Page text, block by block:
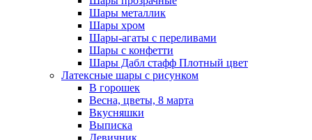
Шары металлик
Шары хром
Шары-агаты с переливами
Шары с конфетти
Шары Дабл стафф Плотный цвет
Латексные шары с рисунком
В горошек
Весна, цветы, 8 марта
Вкусняшки
Выписка
Девичник